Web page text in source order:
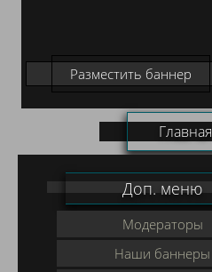
Разместить баннер
Главная
Доп. меню
Модераторы
Наши баннеры